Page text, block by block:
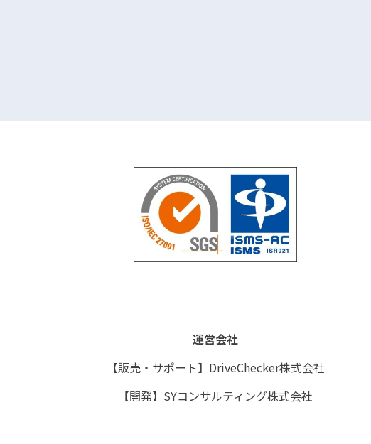
運営会社
【販売・サポート】DriveChecker株式会社
【開発】SYコンサルティング株式会社